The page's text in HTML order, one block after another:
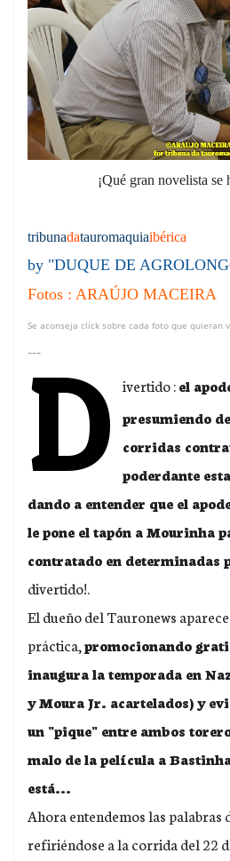
¡Qué gran novelista se
tribunadatauromaquiaibérica
by "DUQUE DE
Fotos : ARAÚJO MACEIRA
Se aconseja click sobre cada foto que quieran
---
D ivertido :el
presumiendo
corridas
poderdante
dando a entender que el
le pone el tapón a Mourinha
contratado en determinadas
divertido!.
El dueño del Tauronews
práctica,promocionando
inaugura la temporada en
y Moura Jr. acartelados) y
un "pique" entre ambos
malo de la película a
está...
Ahora entendemos las palabras
refiriéndose a la corrida del 22